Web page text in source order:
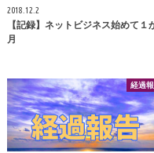
2018.12.2
【記録】ネットビジネス始めて１
月
経過